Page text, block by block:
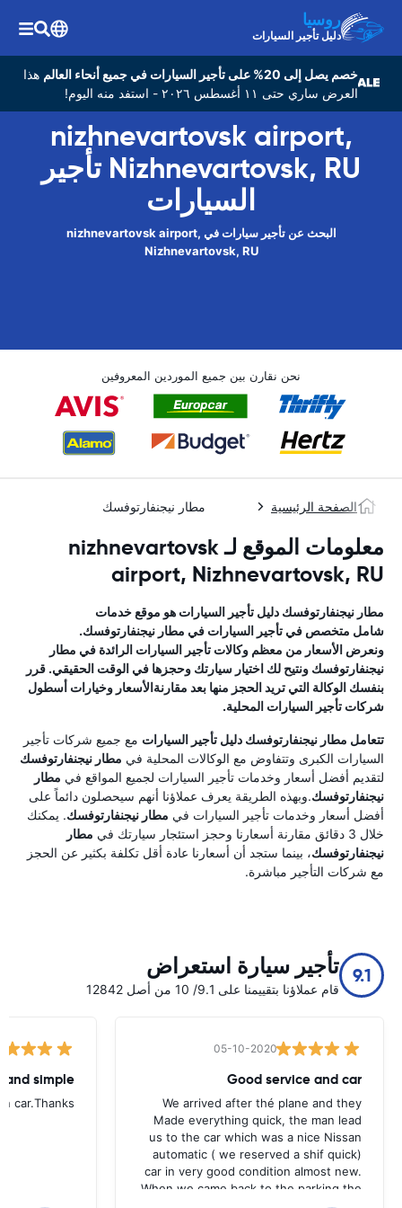
روسيا
دليل تأجير السيارات
خصم يصل إلى 20% على تأجير السيارات في جميع أنحاء العالم
هذا
العرض ساري حتى ١١ أغسطس ٢٠٢٦ - استفد منه اليوم!
nizhnevartovsk airport,
Nizhnevartovsk, RU تأجير
السيارات
البحث عن تأجير سيارات في nizhnevartovsk airport,
Nizhnevartovsk, RU
نحن نقارن بين جميع الموردين المعروفين
الصفحة الرئيسية مطار نيجنفارتوفسك
معلومات الموقع لـ nizhnevartovsk
airport, Nizhnevartovsk, RU
مطار نيجنفارتوفسك دليل تأجير السيارات هو موقع خدمات
شامل متخصص في تأجير السيارات في مطار نيجنفارتوفسك.
ونعرض الأسعار من معظم وكالات تأجير السيارات الرائدة في مطار
نيجنفارتوفسك ونتيح لك اختيار سيارتك وحجزها في الوقت الحقيقي. قرر
بنفسك الوكالة التي تريد الحجز منها بعد مقارنةالأسعار وخيارات أسطول
شركات تأجير السيارات المحلية.
تتعامل مطار نيجنفارتوفسك دليل تأجير السيارات مع جميع شركات تأجير
السيارات الكبرى وتتفاوض مع الوكالات المحلية في مطار نيجنفارتوفسك
لتقديم أفضل أسعار وخدمات تأجير السيارات لجميع المواقع في مطار
نيجنفارتوفسك.وبهذه الطريقة يعرف عملاؤنا أنهم سيحصلون دائماً على
أفضل أسعار وخدمات تأجير السيارات في مطار نيجنفارتوفسك. يمكنك
خلال 3 دقائق مقارنة أسعارنا وحجز استئجار سيارتك في
مطار
نيجنفارتوفسك، بينما ستجد أن أسعارنا عادة أقل تكلفة بكثير عن الحجز
مع شركات التأجير مباشرة.
9.1 تأجير سيارة استعراض
قام عملاؤنا بتقييمنا على 9.1/ 10 من أصل 12842
05-10-2020
Good service and car
We arrived after thé plane and they
Made everything quick, the man lead
us to the car which was a nice Nissan
automatic ( we reserved a shif quick)
car in very good condition almost new.
When we came back to the parking the
and simple
car.Thanks